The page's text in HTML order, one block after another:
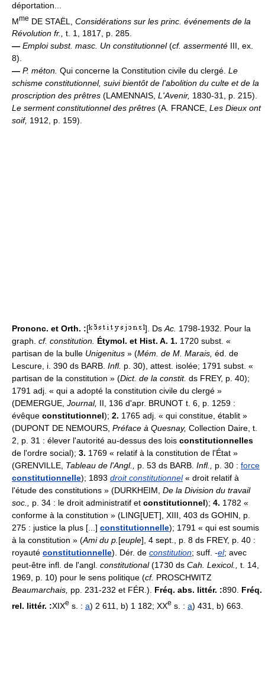
déportation...
Mme DE STAËL, Considérations sur les princ. événements de la
Révolution fr., t. 1, 1817, p. 285.
— Emploi subst. masc. Un constitutionnel(cf. assermenté III, ex.
8).
— P. méton. Qui concerne la Constitution civile du clergé. Le
schisme constitutionnel, suivi bientôt de l'abolition du culte et de la
proscription des prêtres (LAMENNAIS, L'Avenir, 1830-31, p. 215).
Le serment constitutionnel des prêtres (A. FRANCE, Les Dieux ont
soif, 1912, p. 159).
Prononc. et Orth. :[ ]. DsAc. 1798-1932. Pour la
graph. cf. constitution. Étymol. et Hist. A. 1. 1720 subst. «
partisan de la bulle Unigenitus » (Mém. de M. Marais, éd. de
Lescure, i. 390 ds BARB. Infl. p. 30), attest. isolée; 1791 subst. «
partisan de la constitution » (Dict. de la constit. ds FREY, p. 40);
1791 adj. « qui a adopté la constitution civile du clergé »
(DEMERGUE, Journal, II, 136 d'apr. BRUNOT t. 6, p. 1259 :
évêque constitutionnel); 2. 1765 adj. « qui constitue, établit »
(DUPONT DE NEMOURS, Préface à Quesnay, Collection Daire, t.
2, p. 31 : élever l'autorité au-dessus des lois constitutionnelles
de l'ordre social); 3. 1769 « relatif à la constitution de l'État »
(GRENVILLE, Tableau de l'Angl., p. 53 ds BARB. Infl., p. 30 : force
constitutionnelle); 1893 droit constitutionnel« droit relatif à
l'étude des constitutions » (DURKHEIM, De la Division du travail
soc., p. 34 : le droit administratif et constitutionnel); 4. 1782 «
conforme à la constitution » (LING[UET], XIII, 403 ds GOHIN, p.
275 : justice la plus [...] constitutionnelle); 1791 « qui est soumis
à la constitution » (Ami du p.[euple], 4 sept., p. 8 ds FREY, p. 40 :
royauté constitutionnelle). Dér. de constitution; suff. -el; avec
peut-être infl. de l'angl. constitutional(1730 ds Cah. Lexicol., t. 14,
1969, p. 10) pour le sens politique (cf. PROSCHWITZ
Beaumarchais, pp. 231-232 et FÉR.). Fréq. abs. littér. :890. Fréq.
rel. littér. :XIXe s. : a) 2 611, b) 1 182; XXe s. : a) 431, b) 663.